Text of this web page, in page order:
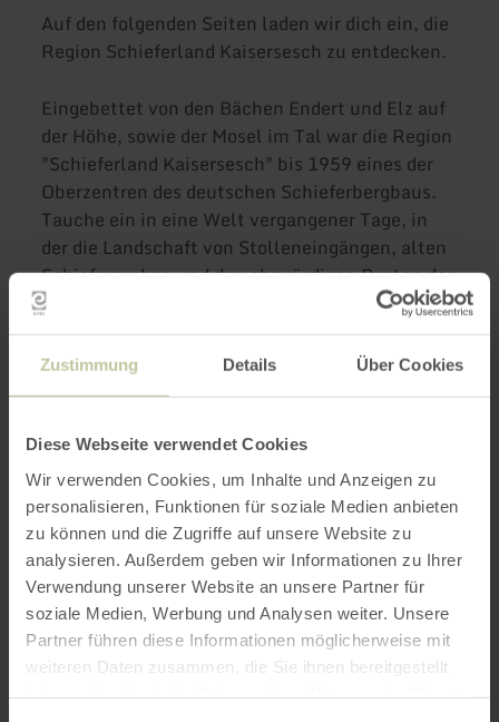
Zustimmung Details Über Cookies
Diese Webseite verwendet Cookies
Wir verwenden Cookies, um Inhalte und Anzeigen zu
personalisieren, Funktionen für soziale Medien anbieten
zu können und die Zugriffe auf unsere Website zu
analysieren. Außerdem geben wir Informationen zu Ihrer
Verwendung unserer Website an unsere Partner für
soziale Medien, Werbung und Analysen weiter. Unsere
Partner führen diese Informationen möglicherweise mit
weiteren Daten zusammen, die Sie ihnen bereitgestellt
Auf den folgenden Seiten laden wir dich ein, die
Region Schieferland Kaisersesch zu entdecken.
Eingebettet von den Bächen Endert und Elz auf
der Höhe, sowie der Mosel im Tal war die Region
"Schieferland Kaisersesch" bis 1959 eines der
Oberzentren des deutschen Schieferbergbaus.
Tauche ein in eine Welt vergangener Tage, in
der die Landschaft von Stolleneingängen, alten
Schiefergruben und den ehrwürdigen Resten der
Betriebsgebäude geprägt ist.
Was möchtest du
im Schieferland
erleben?
Der Schiefergrubenwanderweg führt dich
entlang der höchsten Schieferhalde
Deutschlands und lässt dich tief in diese